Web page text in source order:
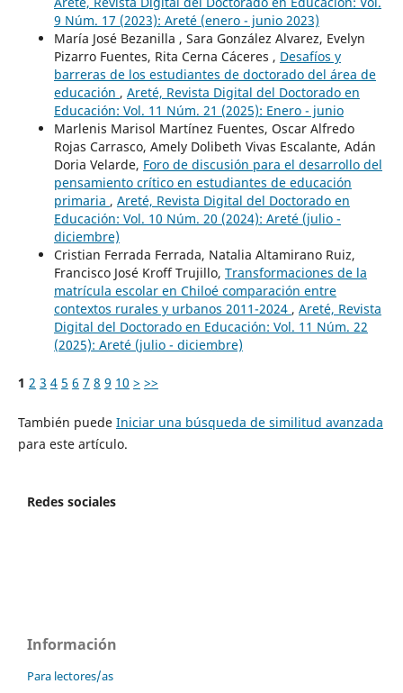
9 Núm. 17 (2023): Areté (enero - junio 2023)
María José Bezanilla , Sara González Alvarez, Evelyn
Pizarro Fuentes, Rita Cerna Cáceres , Desafíos y
barreras de los estudiantes de doctorado del área de
educación , Areté, Revista Digital del Doctorado en
Educación: Vol. 11 Núm. 21 (2025): Enero - junio
Marlenis Marisol Martínez Fuentes, Oscar Alfredo
Rojas Carrasco, Amely Dolibeth Vivas Escalante, Adán
Doria Velarde, Foro de discusión para el desarrollo del
pensamiento crítico en estudiantes de educación
primaria , Areté, Revista Digital del Doctorado en
Educación: Vol. 10 Núm. 20 (2024): Areté (julio -
diciembre)
Cristian Ferrada Ferrada, Natalia Altamirano Ruiz,
Francisco José Kroff Trujillo, Transformaciones de la
matrícula escolar en Chiloé comparación entre
contextos rurales y urbanos 2011-2024 , Areté, Revista
Digital del Doctorado en Educación: Vol. 11 Núm. 22
(2025): Areté (julio - diciembre)
1 2 3 4 5 6 7 8 9 10 > >>
También puede Iniciar una búsqueda de similitud avanzada
para este artículo.
Redes sociales
Información
Para lectores/as